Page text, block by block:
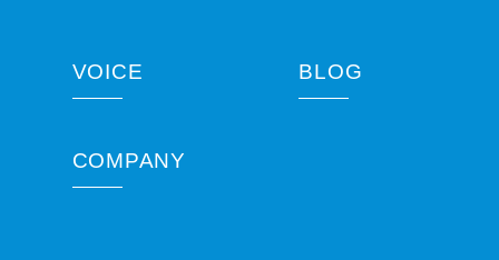
VOICE BLOG
COMPANY